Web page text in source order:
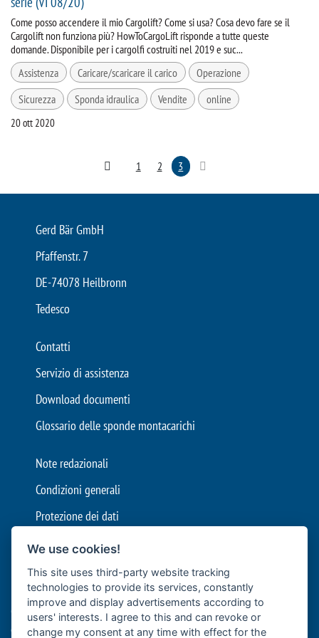
Come posso accendere il mio Cargolift? Come si usa? Cosa devo fare se il
Cargolift non funziona più? HowToCargoLift risponde a tutte queste
domande. Disponibile per i cargolfi costruiti nel 2019 e suc...
Assistenza
Caricare/scaricare il carico
Operazione
Sicurezza
Sponda idraulica Vendite online
20 ott 2020
1 2 3
Gerd Bär GmbH
Pfaffenstr. 7
DE-74078 Heilbronn
Tedesco
Contatti
Servizio di assistenza
Download documenti
Glossario delle sponde montacarichi
Note redazionali
Condizioni generali
Protezione dei dati
Impostazioni cookie
Bär Cargolift è leader europeo nella produzione di sponde
montacarichi e sponde idrauliche con sede a Heilbronn, in
Germania. L'azienda a conduzione familiare con oltre 40 anni di
esperienza è fornitore premium e leader nell'innovazione per il
We use cookies!
This site uses third-party website tracking
technologies to provide its services, constantly
improve and display advertisements according to
users' interests. I agree to this and can revoke or
change my consent at any time with effect for the